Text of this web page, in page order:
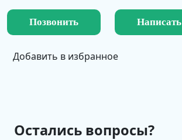
Позвонить Написать
Добавить в избранное
Остались вопросы?